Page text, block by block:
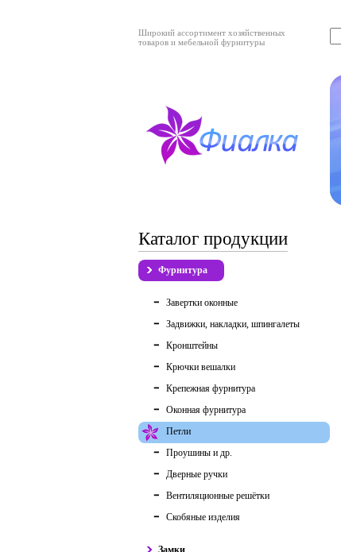
Широкий ассортимент хозяйственных
товаров и мебельной фурнитуры
Каталог продукции
Фурнитура
Завертки оконные
Задвижки, накладки, шпингалеты
Кронштейны
Крючки вешалки
Крепежная фурнитура
Оконная фурнитура
Петли
Проушины и др.
Дверные ручки
Вентиляционные решётки
Скобяные изделия
Замки